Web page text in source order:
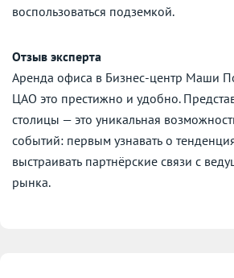
воспользоваться подземкой.
Отзыв эксперта
Аренда офиса в Бизнес-центр Маши
ЦАО это престижно и удобно.
столицы — это уникальная
событий: первым узнавать о
выстраивать партнёрские связи с
рынка.